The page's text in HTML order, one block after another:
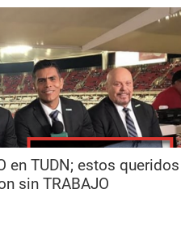
en TUDN; estos queridos
sin TRABAJO